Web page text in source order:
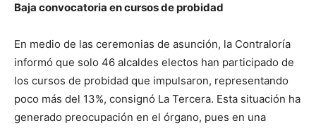
Baja convocatoria en cursos de probidad
En medio de las ceremonias de asunción, la Contraloría
informó que solo 46 alcaldes electos han participado de
los cursos de probidad que impulsaron, representando
poco más del 13%, consignó La Tercera. Esta situación ha
generado preocupación en el órgano, pues en una